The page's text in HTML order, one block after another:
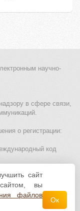
научно-
в сфере связи,
о регистрации:
код
для детей
обработки и
сайт
вы
файлов
Ок